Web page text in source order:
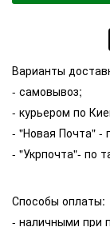
Варианты
- самовывоз;
- курьером по
- "Новая Почта" -
- "Укрпочта"- по
Способы оплаты:
- наличными при